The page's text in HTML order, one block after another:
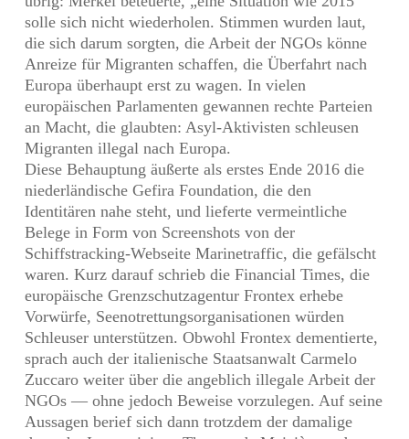
solle sich nicht wiederholen. Stimmen wurden laut,
die sich darum sorgten, die Arbeit der NGOs könne
Anreize für Migranten schaffen, die Überfahrt nach
Europa überhaupt erst zu wagen. In vielen
europäischen Parlamenten gewannen rechte Parteien
an Macht, die glaubten: Asyl-Aktivisten schleusen
Migranten illegal nach Europa.
Diese Behauptung äußerte als erstes Ende 2016 die
niederländische Gefira Foundation, die den
Identitären nahe steht, und lieferte vermeintliche
Belege in Form von Screenshots von der
Schiffstracking-Webseite Marinetraffic, die gefälscht
waren. Kurz darauf schrieb die Financial Times, die
europäische Grenzschutzagentur Frontex erhebe
Vorwürfe, Seenotrettungsorganisationen würden
Schleuser unterstützen. Obwohl Frontex dementierte,
sprach auch der italienische Staatsanwalt Carmelo
Zuccaro weiter über die angeblich illegale Arbeit der
NGOs — ohne jedoch Beweise vorzulegen. Auf seine
Aussagen berief sich dann trotzdem der damalige